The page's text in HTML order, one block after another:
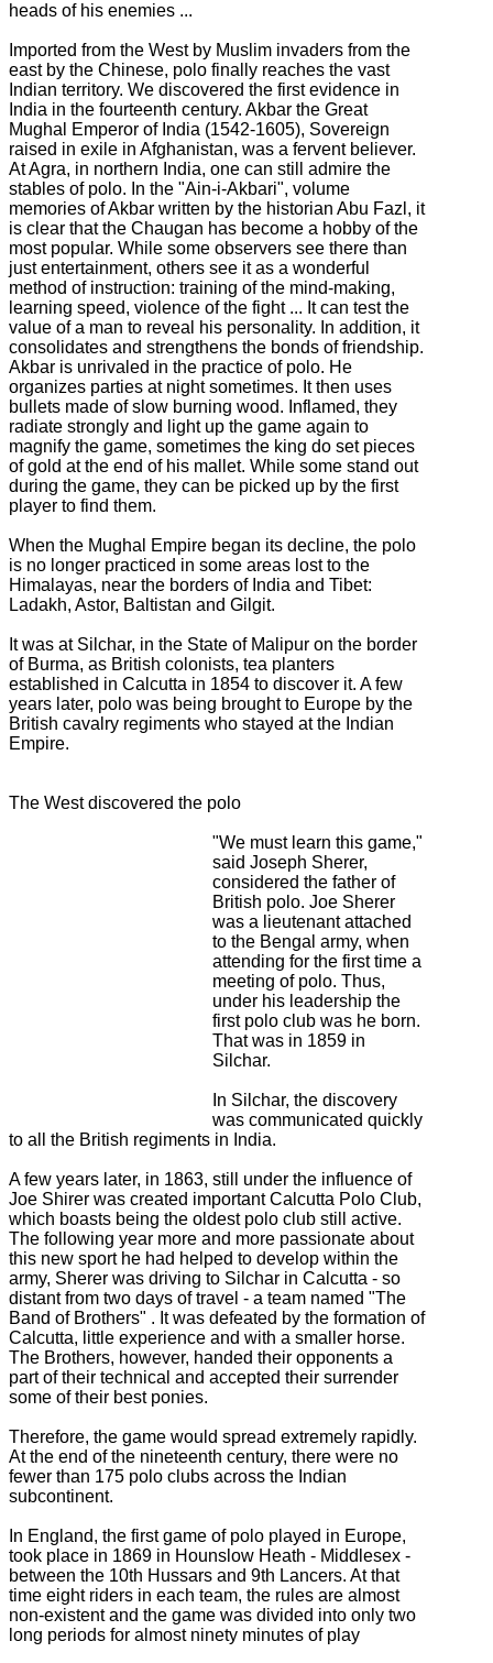
heads of his enemies ...
Imported from the West by Muslim invaders from the
east by the Chinese, polo finally reaches the vast
Indian territory. We discovered the first evidence in
India in the fourteenth century. Akbar the Great
Mughal Emperor of India (1542-1605), Sovereign
raised in exile in Afghanistan, was a fervent believer.
At Agra, in northern India, one can still admire the
stables of polo. In the "Ain-i-Akbari", volume
memories of Akbar written by the historian Abu Fazl, it
is clear that the Chaugan has become a hobby of the
most popular. While some observers see there than
just entertainment, others see it as a wonderful
method of instruction: training of the mind-making,
learning speed, violence of the fight ... It can test the
value of a man to reveal his personality. In addition, it
consolidates and strengthens the bonds of friendship.
Akbar is unrivaled in the practice of polo. He
organizes parties at night sometimes. It then uses
bullets made of slow burning wood. Inflamed, they
radiate strongly and light up the game again to
magnify the game, sometimes the king do set pieces
of gold at the end of his mallet. While some stand out
during the game, they can be picked up by the first
player to find them.
When the Mughal Empire began its decline, the polo
is no longer practiced in some areas lost to the
Himalayas, near the borders of India and Tibet:
Ladakh, Astor, Baltistan and Gilgit.
It was at Silchar, in the State of Malipur on the border
of Burma, as British colonists, tea planters
established in Calcutta in 1854 to discover it. A few
years later, polo was being brought to Europe by the
British cavalry regiments who stayed at the Indian
Empire.
The West discovered the polo
"We must learn this game,"
said Joseph Sherer,
considered the father of
British polo. Joe Sherer
was a lieutenant attached
to the Bengal army, when
attending for the first time a
meeting of polo. Thus,
under his leadership the
first polo club was he born.
That was in 1859 in
Silchar.
In Silchar, the discovery
was communicated quickly
to all the British regiments in India.
A few years later, in 1863, still under the influence of
Joe Shirer was created important Calcutta Polo Club,
which boasts being the oldest polo club still active.
The following year more and more passionate about
this new sport he had helped to develop within the
army, Sherer was driving to Silchar in Calcutta - so
distant from two days of travel - a team named "The
Band of Brothers" . It was defeated by the formation of
Calcutta, little experience and with a smaller horse.
The Brothers, however, handed their opponents a
part of their technical and accepted their surrender
some of their best ponies.
Therefore, the game would spread extremely rapidly.
At the end of the nineteenth century, there were no
fewer than 175 polo clubs across the Indian
subcontinent.
In England, the first game of polo played in Europe,
took place in 1869 in Hounslow Heath - Middlesex -
between the 10th Hussars and 9th Lancers. At that
time eight riders in each team, the rules are almost
non-existent and the game was divided into only two
long periods for almost ninety minutes of play